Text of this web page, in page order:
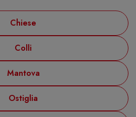
Chiese
Colli
Mantova
Ostiglia